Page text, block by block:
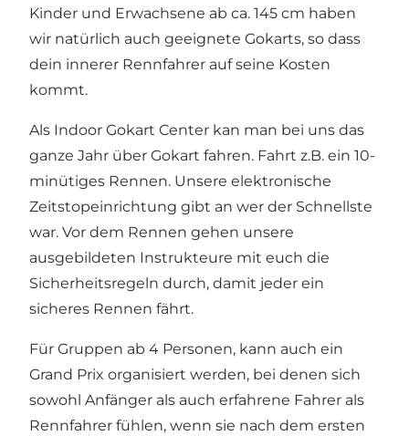
Kinder und Erwachsene ab ca. 145 cm haben
wir natürlich auch geeignete Gokarts, so dass
dein innerer Rennfahrer auf seine Kosten
kommt.
Als Indoor Gokart Center kan man bei uns das
ganze Jahr über Gokart fahren. Fahrt z.B. ein 10-
minütiges Rennen. Unsere elektronische
Zeitstopeinrichtung gibt an wer der Schnellste
war. Vor dem Rennen gehen unsere
ausgebildeten Instrukteure mit euch die
Sicherheitsregeln durch, damit jeder ein
sicheres Rennen fährt.
Für Gruppen ab 4 Personen, kann auch ein
Grand Prix organisiert werden, bei denen sich
sowohl Anfänger als auch erfahrene Fahrer als
Rennfahrer fühlen, wenn sie nach dem ersten